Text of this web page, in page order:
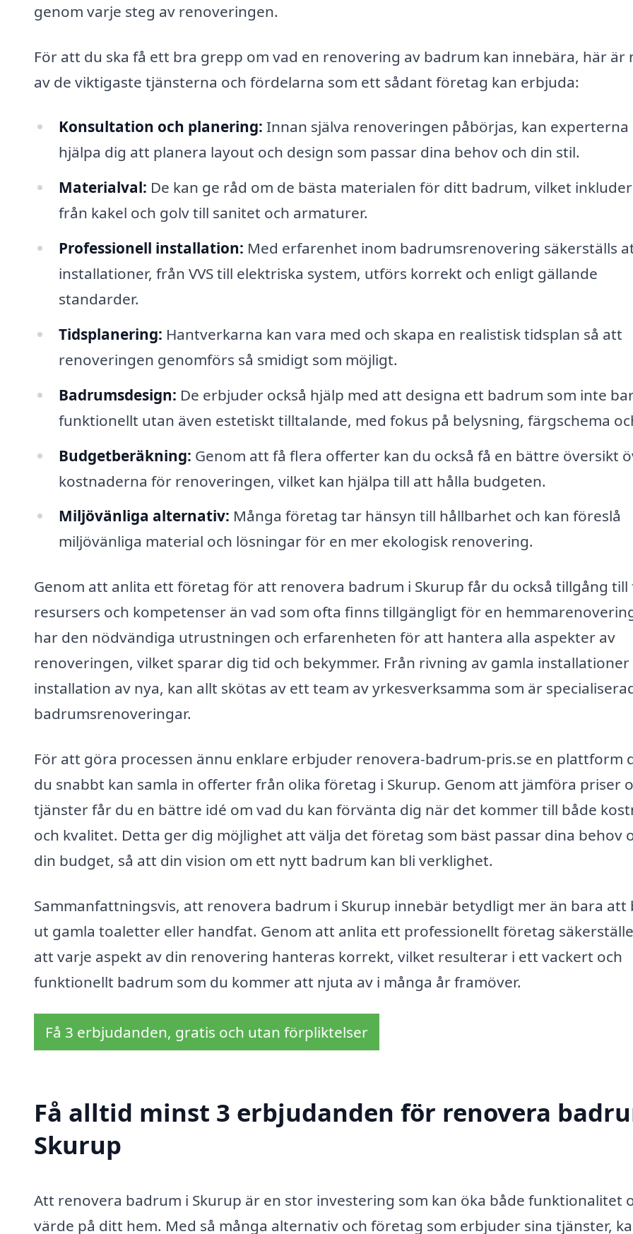
genom varje steg av renoveringen.
För att du ska få ett bra grepp om vad en renovering av badrum kan innebära, här är
av de viktigaste tjänsterna och fördelarna som ett sådant företag kan erbjuda:
Konsultation och planering: Innan själva renoveringen påbörjas, kan experterna
hjälpa dig att planera layout och design som passar dina behov och din stil.
Materialval: De kan ge råd om de bästa materialen för ditt badrum, vilket
från kakel och golv till sanitet och armaturer.
Professionell installation: Med erfarenhet inom badrumsrenovering säkerställs
installationer, från VVS till elektriska system, utförs korrekt och enligt gällande
standarder.
Tidsplanering: Hantverkarna kan vara med och skapa en realistisk tidsplan så att
renoveringen genomförs så smidigt som möjligt.
Badrumsdesign: De erbjuder också hjälp med att designa ett badrum som inte
funktionellt utan även estetiskt tilltalande, med fokus på belysning, färgschema
Budgetberäkning: Genom att få flera offerter kan du också få en bättre översikt
kostnaderna för renoveringen, vilket kan hjälpa till att hålla budgeten.
Miljövänliga alternativ: Många företag tar hänsyn till hållbarhet och kan föreslå
miljövänliga material och lösningar för en mer ekologisk renovering.
Genom att anlita ett företag för att renovera badrum i Skurup får du också tillgång till
resursers och kompetenser än vad som ofta finns tillgängligt för en
har den nödvändiga utrustningen och erfarenheten för att hantera alla aspekter av
renoveringen, vilket sparar dig tid och bekymmer. Från rivning av gamla
installation av nya, kan allt skötas av ett team av yrkesverksamma som är
badrumsrenoveringar.
För att göra processen ännu enklare erbjuder renovera-badrum-pris.se en plattform
du snabbt kan samla in offerter från olika företag i Skurup. Genom att jämföra priser
tjänster får du en bättre idé om vad du kan förvänta dig när det kommer till både
och kvalitet. Detta ger dig möjlighet att välja det företag som bäst passar dina behov
din budget, så att din vision om ett nytt badrum kan bli verklighet.
Sammanfattningsvis, att renovera badrum i Skurup innebär betydligt mer än bara att
ut gamla toaletter eller handfat. Genom att anlita ett professionellt företag
att varje aspekt av din renovering hanteras korrekt, vilket resulterar i ett vackert och
funktionellt badrum som du kommer att njuta av i många år framöver.
Få 3 erbjudanden, gratis och utan förpliktelser
Få alltid minst 3 erbjudanden för renovera
Skurup
Att renovera badrum i Skurup är en stor investering som kan öka både funktionalitet
värde på ditt hem. Med så många alternativ och företag som erbjuder sina tjänster,